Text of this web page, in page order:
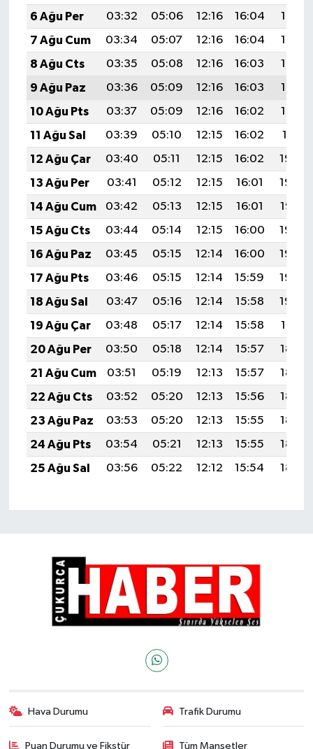
6 Ağu Per
03:32 05:06 12:16 16:04
19:16
7 Ağu Cum
03:34 05:07 12:16 16:04
19:15
8 Ağu Cts
03:35 05:08 12:16 16:03
19:14
9 Ağu Paz
03:36 05:09 12:16 16:03
19:13
10 Ağu Pts
03:37 05:09 12:16 16:02
19:12
11 Ağu Sal
03:39 05:10 12:15 16:02
19:11
12 Ağu Çar
03:40 05:11 12:15 16:02
19:09
13 Ağu Per
03:41 05:12 12:15 16:01
19:08
14 Ağu Cum
03:42 05:13 12:15 16:01
19:07
15 Ağu Cts
03:44 05:14 12:15 16:00
19:06
16 Ağu Paz
03:45 05:15 12:14 16:00
19:04
17 Ağu Pts
03:46 05:15 12:14 15:59
19:03
18 Ağu Sal
03:47 05:16 12:14 15:58
19:02
19 Ağu Çar
03:48 05:17 12:14 15:58
19:01
20 Ağu Per
03:50 05:18 12:14 15:57
18:59
21 Ağu Cum
03:51 05:19 12:13 15:57
18:58
22 Ağu Cts
03:52 05:20 12:13 15:56
18:57
23 Ağu Paz
03:53 05:20 12:13 15:55
18:55
24 Ağu Pts
03:54 05:21 12:13 15:55
18:54
25 Ağu Sal
03:56 05:22 12:12 15:54 18:52
Hava Durumu Trafik Durumu
Puan Durumu ve Fikstür Tüm Manşetler